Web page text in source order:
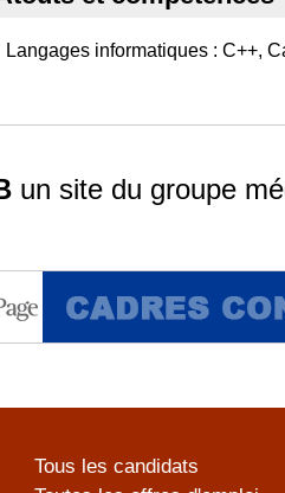
Langages informatiques : C++,
un site du groupe
Tous les candidats